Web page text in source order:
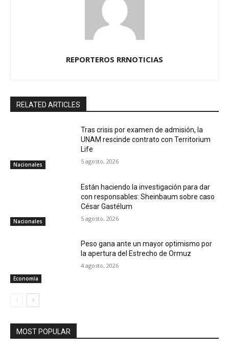
REPORTEROS RRNOTICIAS
RELATED ARTICLES
Nacionales
Tras crisis por examen de admisión, la
UNAM rescinde contrato con Territorium
Life
5 agosto, 2026
Nacionales
Están haciendo la investigación para dar
con responsables: Sheinbaum sobre caso
César Gastélum
5 agosto, 2026
Economía
Peso gana ante un mayor optimismo por
la apertura del Estrecho de Ormuz
4 agosto, 2026
MOST POPULAR